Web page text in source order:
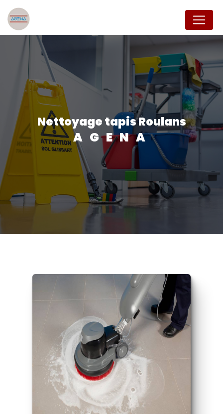
Nettoyage tapis Roulans
AGENA